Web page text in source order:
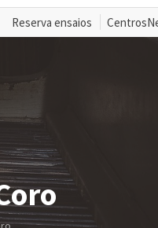
Reserva ensaios